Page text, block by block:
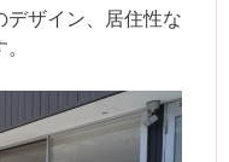
デザイン、居住性な